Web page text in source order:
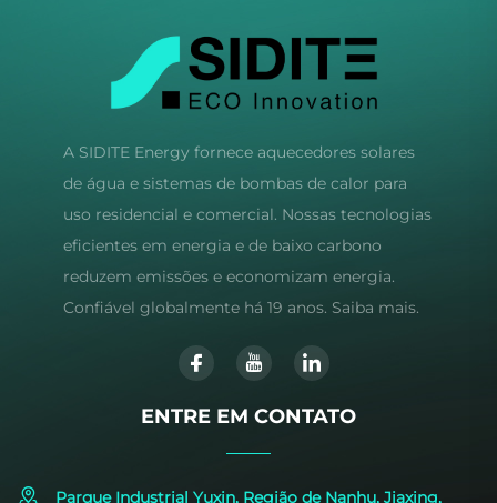
A SIDITE Energy fornece aquecedores solares
de água e sistemas de bombas de calor para
uso residencial e comercial. Nossas tecnologias
eficientes em energia e de baixo carbono
reduzem emissões e economizam energia.
Confiável globalmente há 19 anos. Saiba mais.
ENTRE EM CONTATO
Parque Industrial Yuxin, Região de Nanhu, Jiaxing,